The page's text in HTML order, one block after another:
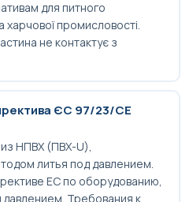
для питного
харчової промисловості.
не контактує з
ЄС 97/23/CE
НПВХ (ПВХ-U),
литья под давлением.
ЕС по оборудованию,
Требования к